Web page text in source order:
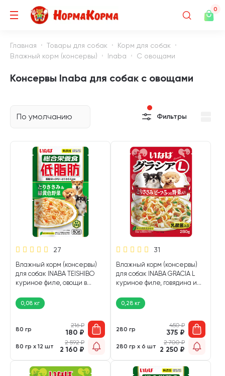
0
Главная Товары для собак
Корм для собак
Влажный корм (консервы)
Inaba С овощами
Консервы Inaba для собак с овощами
По умолчанию Фильтры
27
Влажный корм (консервы)
для собак INABA TEISHIBO
куриное филе, овощи в
0,08 кг
80 гр
216₽
180 ₽
80 гр х 12 шт
2 592₽
2 160 ₽
31
Влажный корм (консервы)
для собак INABA GRACIA L
куриное филе, говядина и
0,28 кг
280 гр
450₽
375 ₽
280 гр х 6 шт
2 700₽
2 250 ₽